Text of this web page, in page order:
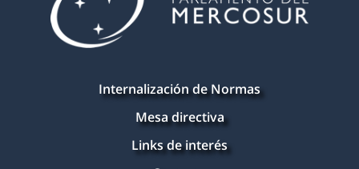
Internalización de Normas
Mesa directiva
Links de interés